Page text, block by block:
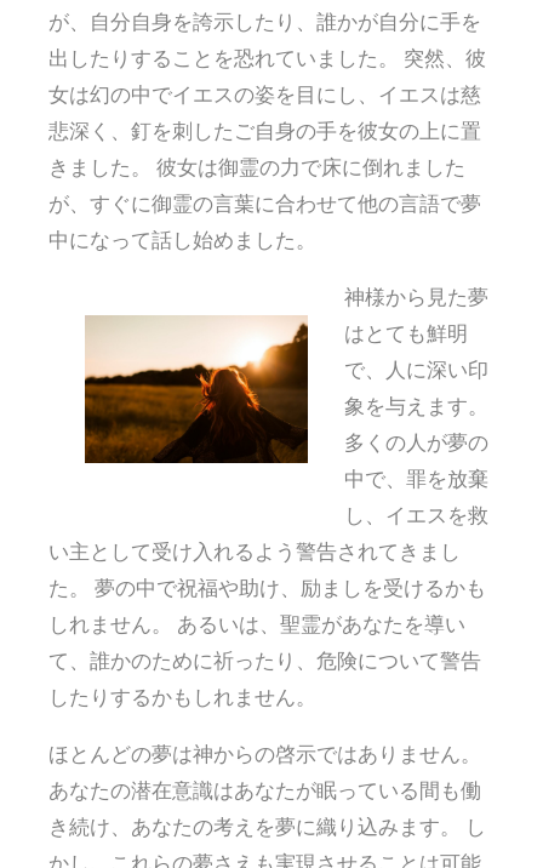
が、自分自身を誇示したり、誰かが自分に手を
出したりすることを恐れていました。 突然、彼
女は幻の中でイエスの姿を目にし、イエスは慈
悲深く、釘を刺したご自身の手を彼女の上に置
きました。 彼女は御霊の力で床に倒れました
が、すぐに御霊の言葉に合わせて他の言語で夢
中になって話し始めました。
神様から見た夢
はとても鮮明
で、人に深い印
象を与えます。
多くの人が夢の
中で、罪を放棄
し、イエスを救
い主として受け入れるよう警告されてきまし
た。 夢の中で祝福や助け、励ましを受けるかも
しれません。 あるいは、聖霊があなたを導い
て、誰かのために祈ったり、危険について警告
したりするかもしれません。
ほとんどの夢は神からの啓示ではありません。
あなたの潜在意識はあなたが眠っている間も働
き続け、あなたの考えを夢に織り込みます。 し
かし、これらの夢さえも実現させることは可能